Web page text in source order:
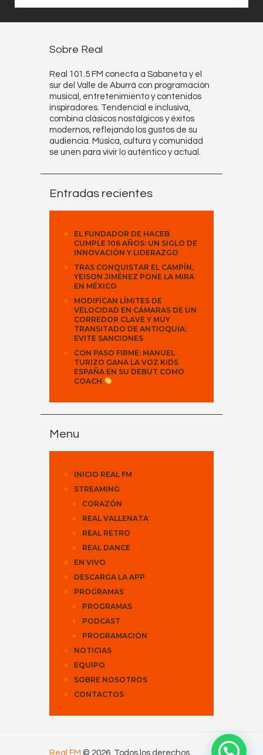
Sobre Real
Real 101.5 FM conecta a Sabaneta y el
sur del Valle de Aburrá con programación
musical, entretenimiento y contenidos
inspiradores. Tendencial e inclusiva,
combina clásicos nostálgicos y éxitos
modernos, reflejando los gustos de su
audiencia. Música, cultura y comunidad
se unen para vivir lo auténtico y actual.
Entradas recientes
EL FUNDADOR DE HACEB
CUMPLE 106 AÑOS: UN SIGLO DE
INNOVACIÓN Y LIDERAZGO
TRAS CONQUISTAR EL CAMPÍN,
YEISON JIMÉNEZ PONE LA MIRA
EN MÉXICO
MODIFICAN LÍMITES DE
VELOCIDAD EN CÁMARAS DE UN
CORREDOR CLAVE Y MUY
TRANSITADO DE ANTIOQUIA:
EVITE SANCIONES
CON PASO FIRME: MANUEL
TURIZO GANA LA VOZ KIDS
ESPAÑA EN SU DEBUT COMO
COACH
Menu
INICIO REAL FM
STREAMING
CORAZÓN
REAL VALLENATA
REAL RETRO
REAL DANCE
EN VIVO
DESCARGA LA APP
PROGRAMAS
PROGRAMAS
PODCAST
PROGRAMACIÓN
NOTICIAS
EQUIPO
SOBRE NOSOTROS
CONTACTOS
Real FM © 2026. Todos los derechos